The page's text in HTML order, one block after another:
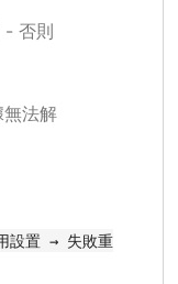
- 否則
法解
設置 → 失敗重